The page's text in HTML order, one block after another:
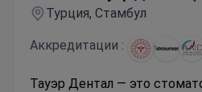
Турция, Стамбул
Аккредитации :
Тауэр Дентал — это